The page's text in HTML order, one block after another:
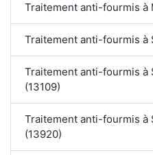
Traitement anti-fourmis à
Traitement anti-fourmis à
Traitement anti-fourmis à
(13109)
Traitement anti-fourmis
(13920)